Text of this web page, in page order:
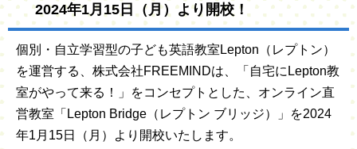
2024年1月15日（月）より開校！
個別・自立学習型の子ども英語教室Lepton（レプトン）
を運営する、株式会社FREEMINDは、「自宅にLepton教
室がやって来る！」をコンセプトとした、オンライン直
営教室「Lepton Bridge（レプトン ブリッジ）」を2024
年1月15日（月）より開校いたします。